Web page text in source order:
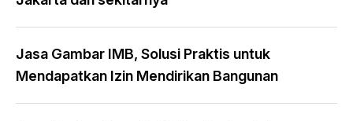
Jasa Gambar IMB, Solusi Praktis untuk
Mendapatkan Izin Mendirikan Bangunan